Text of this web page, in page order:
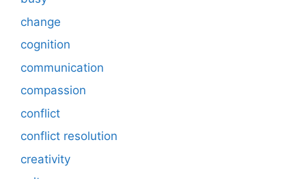
change
cognition
communication
compassion
conflict
conflict resolution
creativity